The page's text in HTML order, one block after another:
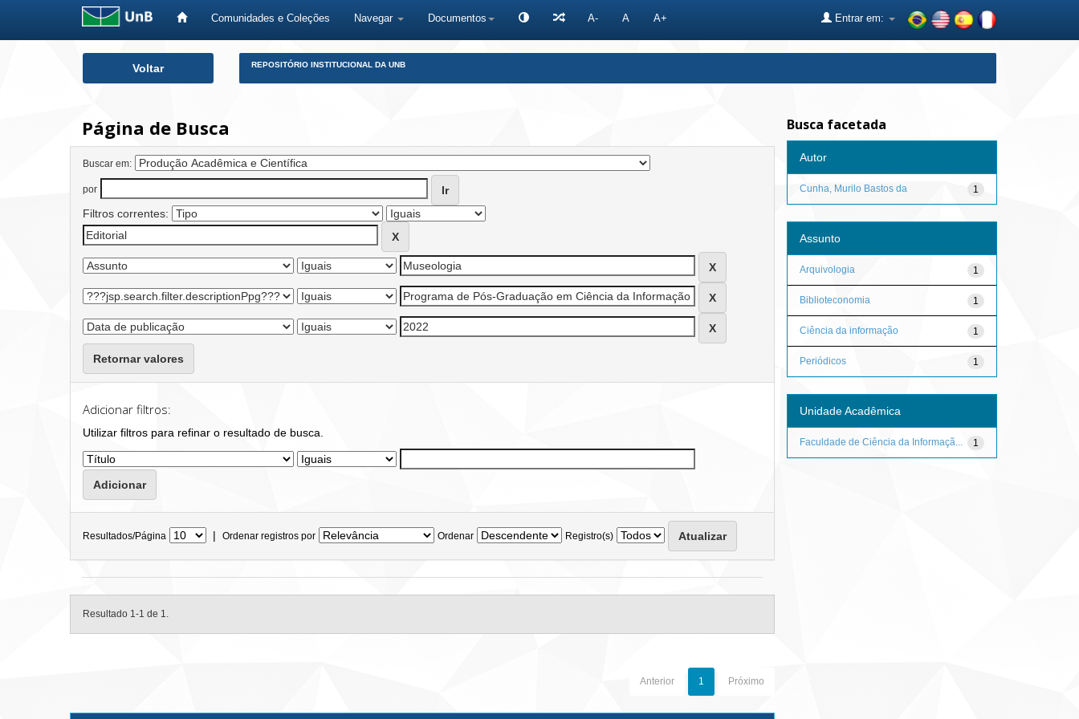
Comunidades e Coleções Navegar Documentos A- A A+ Entrar em:
Voltar REPOSITÓRIO INSTITUCIONAL DA UNB
Página de Busca
Buscar em:
por
Filtros correntes:
Retornar valores
Adicionar filtros:
Utilizar filtros para refinar o resultado de busca.
Resultados/Página | Ordenar registros por Ordenar Registro(s)
Resultado 1-1 de 1.
Anterior 1 Próximo
Busca facetada
Autor
1
Cunha, Murilo Bastos da
Assunto
1
Arquivologia
1
Biblioteconomia
1
Ciência da informação
1
Periódicos
Unidade Acadêmica
1
Faculdade de Ciência da Informaçã...